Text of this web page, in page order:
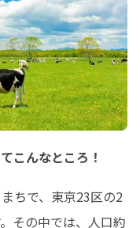
こんなところ！
ちで、東京23区の2
その中では、人口約